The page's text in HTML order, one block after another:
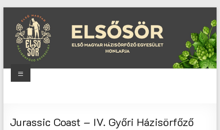
content
Magyar
Menu
Jurassic Coast – IV. Győri Házisörfőző